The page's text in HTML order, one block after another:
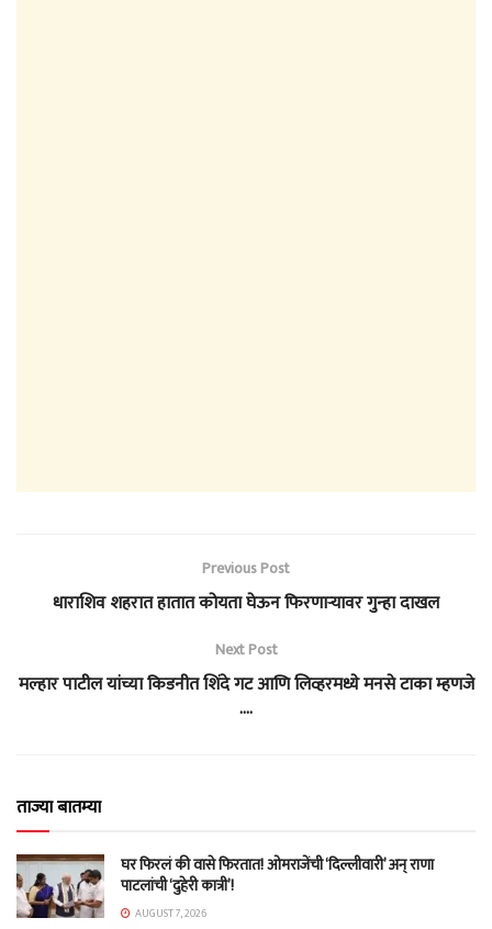
Previous Post
धाराशिव शहरात हातात कोयता घेऊन फिरणाऱ्यावर गुन्हा दाखल
Next Post
मल्हार पाटील यांच्या किडनीत शिंदे गट आणि लिव्हरमध्ये मनसे टाका म्हणजे
….
ताज्या बातम्या
घर फिरलं की वासे फिरतात! ओमराजेंची ‘दिल्लीवारी’ अन् राणा
पाटलांची ‘दुहेरी कात्री’!
AUGUST 7, 2026